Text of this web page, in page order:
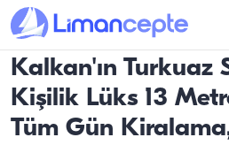
Kalkan'ın Turkuaz
Kişilik Lüks 13
Tüm Gün